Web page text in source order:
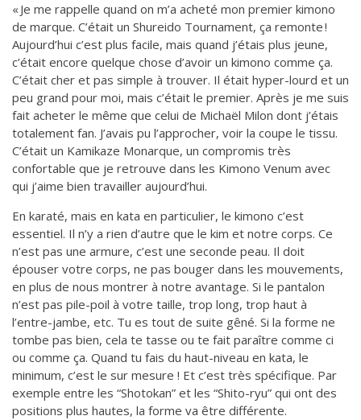
« Je me rappelle quand on m’a acheté mon premier kimono
de marque. C’était un Shureido Tournament, ça remonte !
Aujourd’hui c’est plus facile, mais quand j’étais plus jeune,
c’était encore quelque chose d’avoir un kimono comme ça.
C’était cher et pas simple à trouver. Il était hyper-lourd et un
peu grand pour moi, mais c’était le premier. Après je me suis
fait acheter le même que celui de Michaël Milon dont j’étais
totalement fan. J’avais pu l’approcher, voir la coupe le tissu.
C’était un Kamikaze Monarque, un compromis très
confortable que je retrouve dans les Kimono Venum avec
qui j’aime bien travailler aujourd’hui.
En karaté, mais en kata en particulier, le kimono c’est
essentiel. Il n’y a rien d’autre que le kim et notre corps. Ce
n’est pas une armure, c’est une seconde peau. Il doit
épouser votre corps, ne pas bouger dans les mouvements,
en plus de nous montrer à notre avantage. Si le pantalon
n’est pas pile-poil à votre taille, trop long, trop haut à
l’entre-jambe, etc. Tu es tout de suite gêné. Si la forme ne
tombe pas bien, cela te tasse ou te fait paraître comme ci
ou comme ça. Quand tu fais du haut-niveau en kata, le
minimum, c’est le sur mesure ! Et c’est très spécifique. Par
exemple entre les “Shotokan” et les “Shito-ryu” qui ont des
positions plus hautes, la forme va être différente.